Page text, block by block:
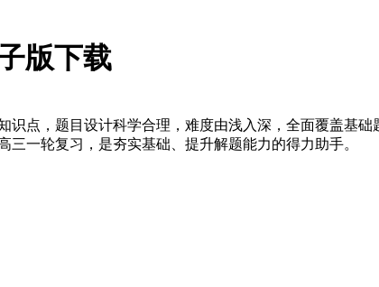
版下载
识点，题目设计科学合理，难度由浅入深，全面覆盖基
一轮复习，是夯实基础、提升解题能力的得力助手。